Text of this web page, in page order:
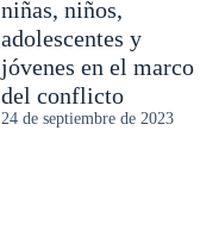
niñas, niños,
adolescentes y
jóvenes en el marco
del conflicto
24 de septiembre de 2023